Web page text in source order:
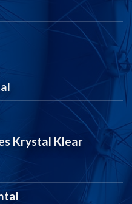
Krystal Klear